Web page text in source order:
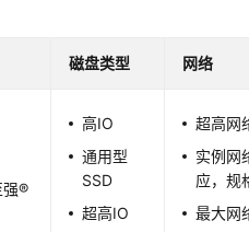
磁盘类型 网络
强®
高IO
通用型
SSD
超高IO
超高网
实例网
应，规
最大网